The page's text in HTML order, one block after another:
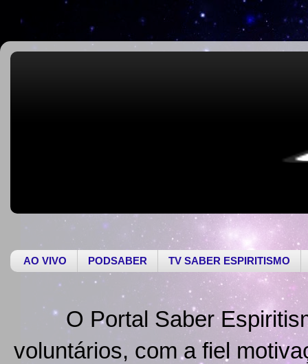
AO VIVO PODSABER TV SABER ESPIRITISMO
O Portal Saber
voluntários, com a fiel